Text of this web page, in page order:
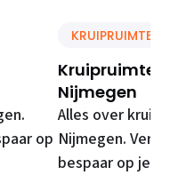
op
KRUIPRUIMTE
Kruipruimte
Nijmegen
Alles over
Nijmegen.
bespaar op je